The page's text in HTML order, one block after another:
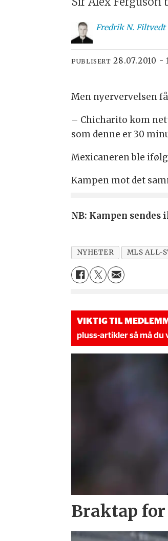
Fredrik N. Filtvedt
PUBLISERT 28.07.2010 -
Men nyervervelsen
– Chicharito kom
som denne er 30
Mexicaneren ble
Kampen mot det
NB: Kampen
NYHETER MLS ALL-
VIKTIG TIL
pluss-artikler så må
Braktap for